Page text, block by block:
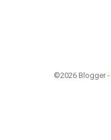
©2026 Blogger -